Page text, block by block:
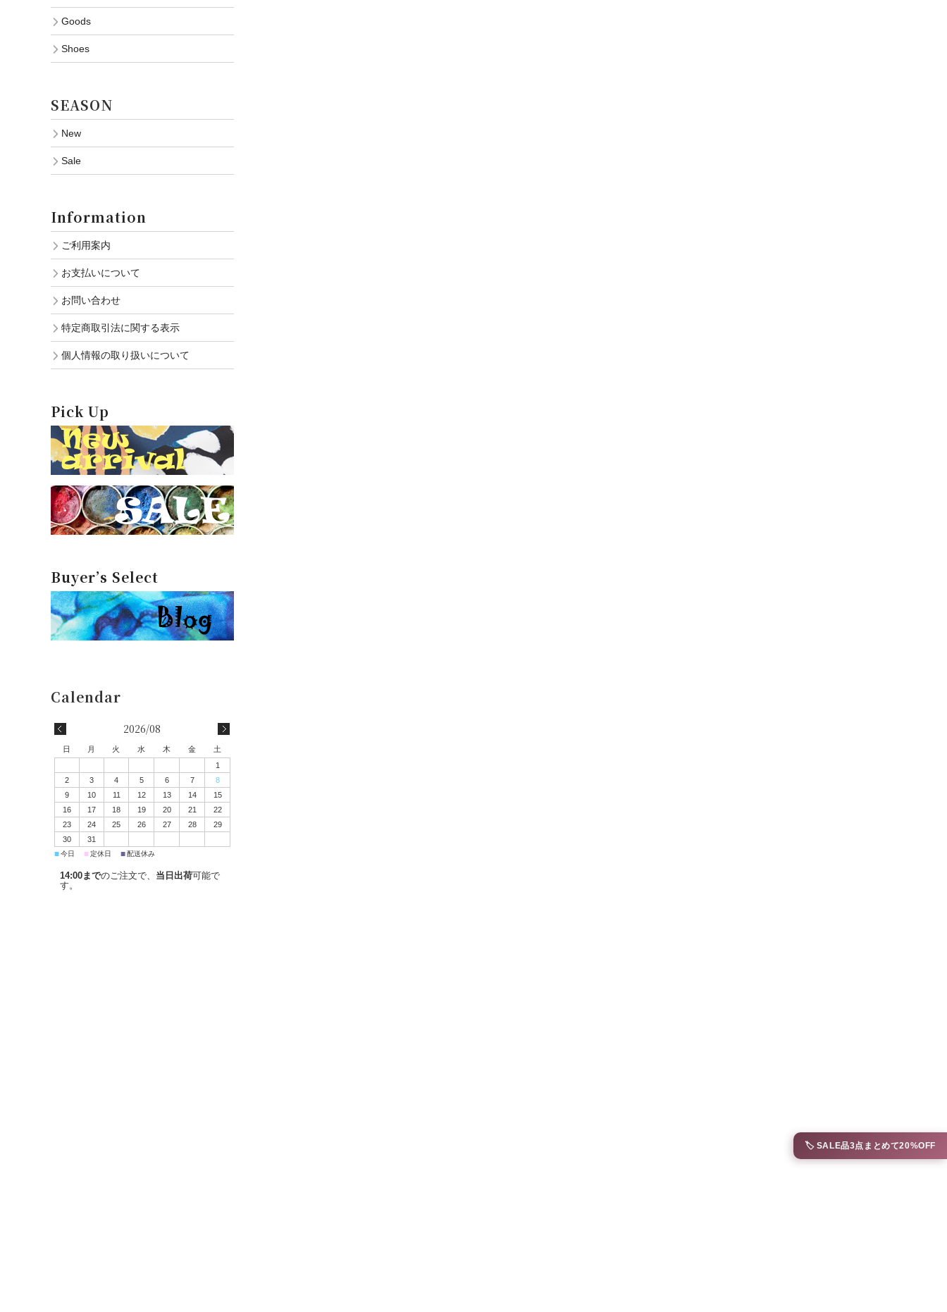
🏷️ SALE品3点まとめて20%OFF
Goods
Shoes
SEASON
New
Sale
Information
ご利用案内
お支払いについて
お問い合わせ
特定商取引法に関する表示
個人情報の取り扱いについて
Pick Up
Buyer’s Select
2026/08
日 月 火 水 木 金
土
1
2
3 4 5 6 7
8
9
10 11 12 13 14
15
16
17 18 19 20 21
22
23
24 25 26 27 28
29
30
31
■今日 ■定休日 ■配送休み
14:00までのご注文で、 当日出荷可能で
す。